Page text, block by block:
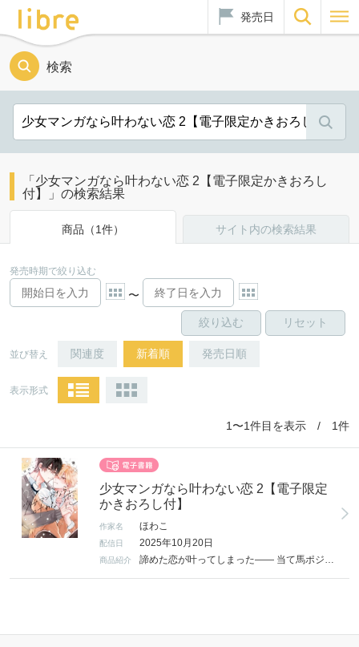
発売日
検索
「少女マンガなら叶わない恋 2【電子限定かきおろし
付】」の検索結果
商品（1件） サイト内の検索結果
発売時期で絞り込む
〜
並び替え 関連度 新着順 発売日順
表示形式
1〜1件目を表示 / 1件
少女マンガなら叶わない恋 2【電子限定
かきおろし付】
作家名 ほわこ
配信日 2025年10月20日
商品紹介 諦めた恋が叶ってしまった―― 当て馬ポジだからと片想いを隠していたヤンキー・澄直が、 モテ王子な幼馴染・広臣と恋人に！ 伝統の恋人イベント・プロムでも熱愛…のはずが!? 独占欲全開で嫉妬が止まらない広臣は、澄直への想いを抑えようとするけど!? 叶った初恋のその先は… 単行本描き下ろしはヒロ視点えっち22P収録＆電子限定描き下ろしマンガ1Pも収録。